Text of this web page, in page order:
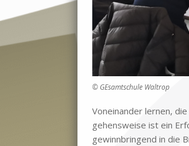
© GEsamtschule Waltrop
Von­ein­an­der ler­nen,
ge­hens­wei­se ist ein
ge­winn­brin­gend in die